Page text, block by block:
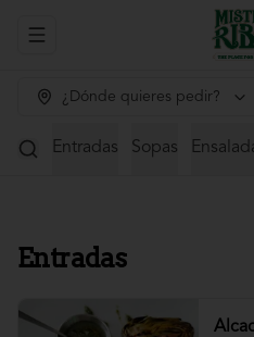
Abrir menu de navegación
¿Dónde quieres pedir?
Entradas Sopas
Entradas